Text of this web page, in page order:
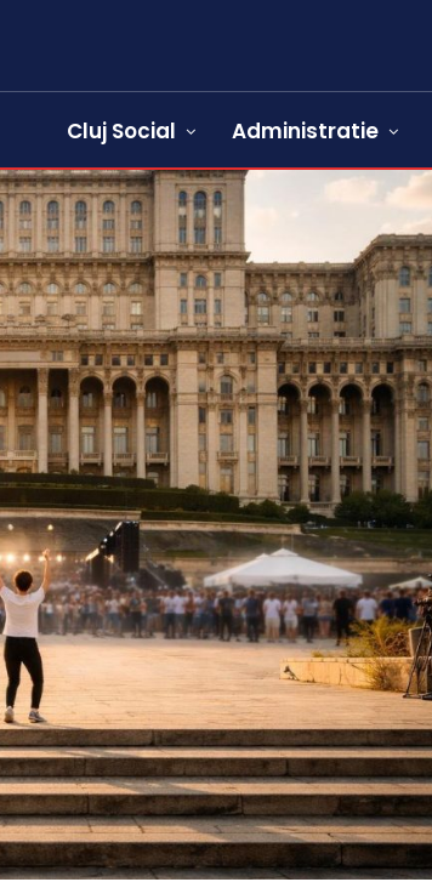
Cluj Social Administratie